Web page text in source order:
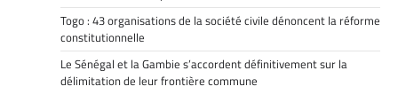
Togo : 43 organisations de la société civile dénoncent la réforme
constitutionnelle
Le Sénégal et la Gambie s’accordent définitivement sur la
délimitation de leur frontière commune